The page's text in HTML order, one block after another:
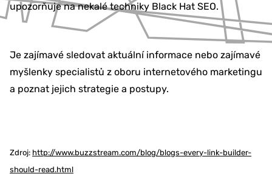
upozorňuje na nekalé techniky Black Hat SEO.
Je zajímavé sledovat aktuální informace nebo zajímavé
myšlenky specialistů z oboru internetového marketingu
a poznat jejich strategie a postupy.
Zdroj: http://www.buzzstream.com/blog/blogs-every-link-builder-
should-read.html